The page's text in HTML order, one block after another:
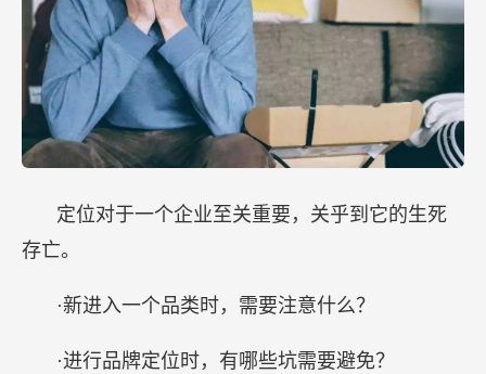
定位对于一个企业至关重要，关乎到它的生死
存亡。
·新进入一个品类时，需要注意什么？
·进行品牌定位时，有哪些坑需要避免？